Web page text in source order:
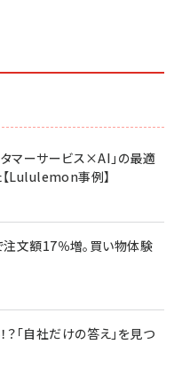
9割06/24号 No.2500増刊
07/08号 No.2502[2026
運命／山田涼介]
１億貯めた株式投資
る ルールのデザイン
マーサービス×AI」の最適
Lululemon事例】
注文額17％増。買い物体験
「自社だけの答え」を見つ